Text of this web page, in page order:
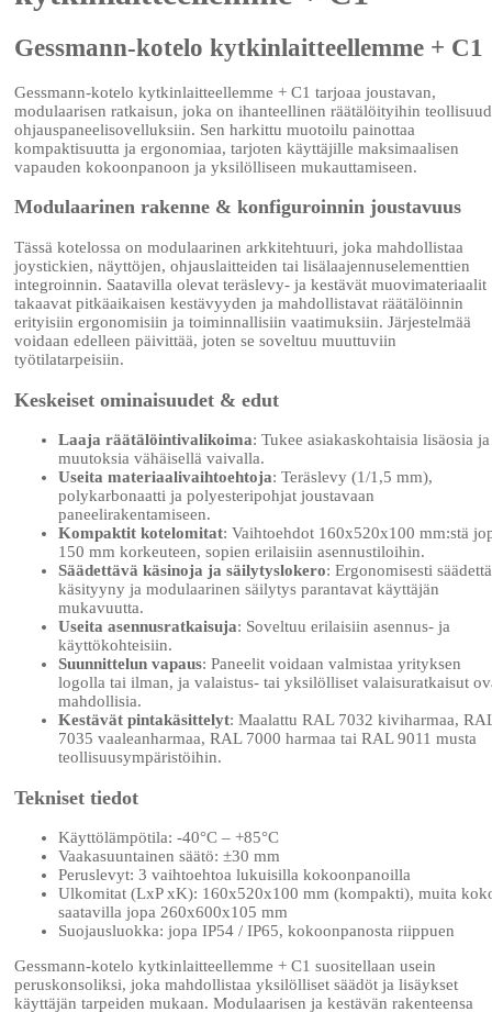
Gessmann-kotelo kytkinlaitteellemme + C1
Gessmann-kotelo kytkinlaitteellemme + C1 tarjoaa joustavan,
modulaarisen ratkaisun, joka on ihanteellinen räätälöityihin
ohjauspaneelisovelluksiin. Sen harkittu muotoilu painottaa
kompaktisuutta ja ergonomiaa, tarjoten käyttäjille maksimaalisen
vapauden kokoonpanoon ja yksilölliseen mukauttamiseen.
Modulaarinen rakenne & konfiguroinnin joustavuus
Tässä kotelossa on modulaarinen arkkitehtuuri, joka mahdollistaa
joystickien, näyttöjen, ohjauslaitteiden tai lisälaajennuselementtien
integroinnin. Saatavilla olevat teräslevy- ja kestävät muovimateriaalit
takaavat pitkäaikaisen kestävyyden ja mahdollistavat räätälöinnin
erityisiin ergonomisiin ja toiminnallisiin vaatimuksiin. Järjestelmää
voidaan edelleen päivittää, joten se soveltuu muuttuviin
työtilatarpeisiin.
Keskeiset ominaisuudet & edut
Laaja räätälöintivalikoima: Tukee asiakaskohtaisia lisäosia ja
muutoksia vähäisellä vaivalla.
Useita materiaalivaihtoehtoja: Teräslevy (1/1,5 mm),
polykarbonaatti ja polyesteripohjat joustavaan
paneelirakentamiseen.
Kompaktit kotelomitat: Vaihtoehdot 160x520x100 mm:stä
150 mm korkeuteen, sopien erilaisiin asennustiloihin.
Säädettävä käsinoja ja säilytyslokero: Ergonomisesti
käsityyny ja modulaarinen säilytys parantavat käyttäjän
mukavuutta.
Useita asennusratkaisuja: Soveltuu erilaisiin asennus- ja
käyttökohteisiin.
Suunnittelun vapaus: Paneelit voidaan valmistaa yrityksen
logolla tai ilman, ja valaistus- tai yksilölliset valaisuratkaisut
mahdollisia.
Kestävät pintakäsittelyt: Maalattu RAL 7032 kiviharmaa,
7035 vaaleanharmaa, RAL 7000 harmaa tai RAL 9011 musta
teollisuusympäristöihin.
Tekniset tiedot
Käyttölämpötila: -40°C – +85°C
Vaakasuuntainen säätö: ±30 mm
Peruslevyt: 3 vaihtoehtoa lukuisilla kokoonpanoilla
Ulkomitat (LxP xK): 160x520x100 mm (kompakti), muita
saatavilla jopa 260x600x105 mm
Suojausluokka: jopa IP54 / IP65, kokoonpanosta riippuen
Gessmann-kotelo kytkinlaitteellemme + C1 suositellaan usein
peruskonsoliksi, joka mahdollistaa yksilölliset säädöt ja lisäykset
käyttäjän tarpeiden mukaan. Modulaarisen ja kestävän rakenteensa